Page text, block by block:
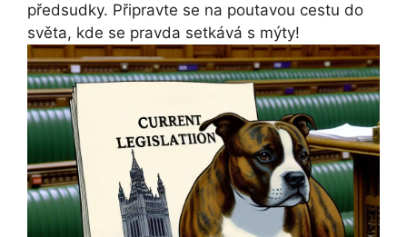
předsudky. Připravte se na poutavou cestu do
světa, kde se pravda setkává s mýty!